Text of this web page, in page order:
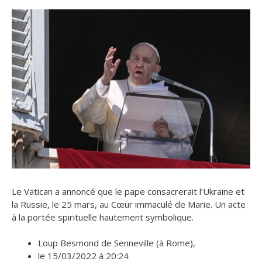
Le Vatican a annoncé que le pape consacrerait l’Ukraine et
la Russie, le 25 mars, au Cœur immaculé de Marie. Un acte
à la portée spirituelle hautement symbolique.
Loup Besmond de Senneville (à Rome),
le 15/03/2022 à 20:24